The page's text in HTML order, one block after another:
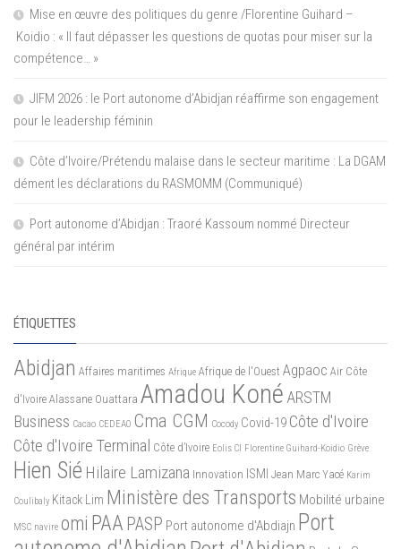
Mise en œuvre des politiques du genre /Florentine Guihard –
Koidio : « Il faut dépasser les questions de quotas pour miser sur la
compétence… »
JIFM 2026 : le Port autonome d’Abidjan réaffirme son engagement
pour le leadership féminin
Côte d’Ivoire/Prétendu malaise dans le secteur maritime : La DGAM
dément les déclarations du RASMOMM (Communiqué)
Port autonome d’Abidjan : Traoré Kassoum nommé Directeur
général par intérim
ÉTIQUETTES
Abidjan Affaires maritimes Afrique Afrique de l'Ouest Agpaoc Air Côte
d'Ivoire Alassane Ouattara Amadou Koné ARSTM
Business Cacao CEDEAO Cma CGM Cocody Covid-19 Côte d'Ivoire
Côte d'Ivoire Terminal Côte d’Ivoire Eolis CI Florentine Guihard-Koidio Grève
Hien Sié Hilaire Lamizana Innovation ISMI Jean Marc Yacé Karim
Coulibaly Kitack Lim Ministère des Transports Mobilité urbaine
MSC navire omi PAA PASP Port autonome d'Abdiajn Port